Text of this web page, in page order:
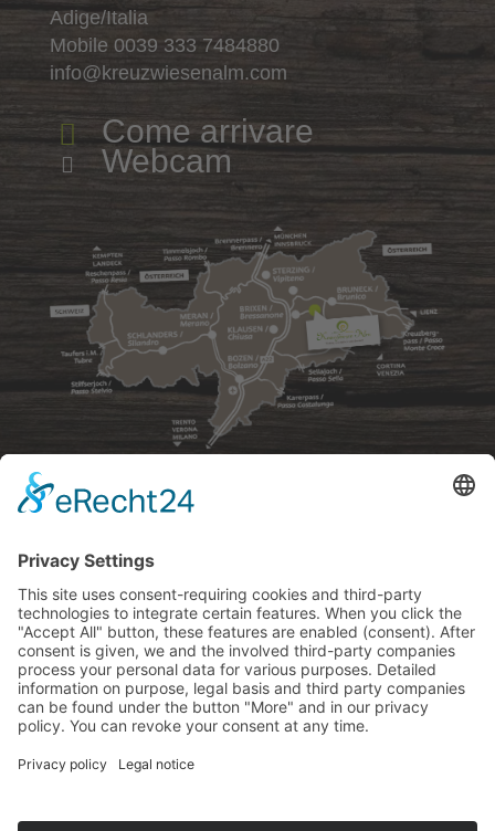
Adige/Italia
Mobile 0039 333 7484880
info@kreuzwiesenalm.com
 Come arrivare
 Webcam